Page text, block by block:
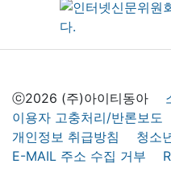
ⓒ2026 (주)아이티동아
이용자 고충처리/반론보도
개인정보 취급방침
청소
E-MAIL 주소 수집 거부